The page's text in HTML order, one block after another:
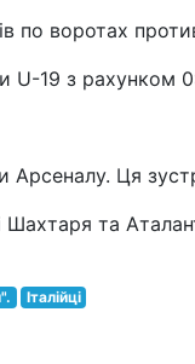
по воротах
U-19 з рахунком
Арсеналу. Ця
та
Італійці